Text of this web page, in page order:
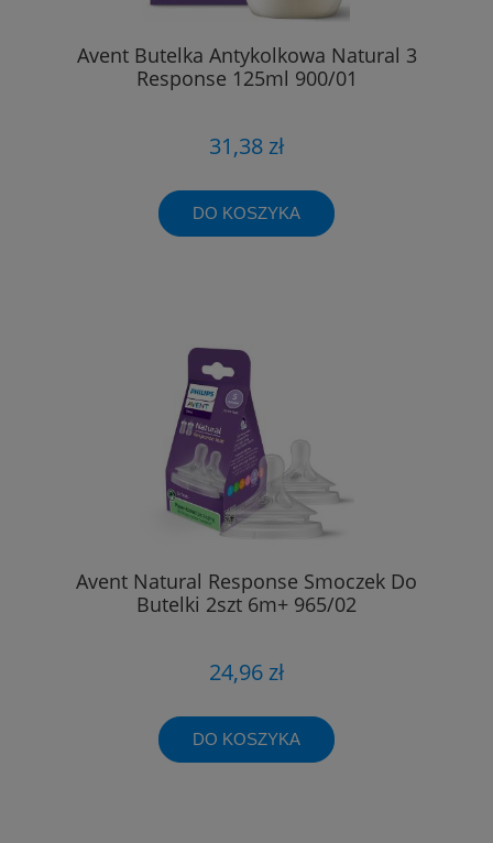
Avent Butelka Antykolkowa Natural 3
Response 125ml 900/01
31,38 zł
DO KOSZYKA
Avent Natural Response Smoczek Do
Butelki 2szt 6m+ 965/02
24,96 zł
DO KOSZYKA